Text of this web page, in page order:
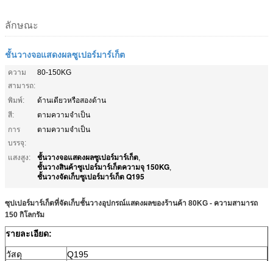
ลักษณะ
ชั้นวางจอแสดงผลซูเปอร์มาร์เก็ต
ความ
สามารถ:
80-150KG
พิมพ์:
ด้านเดียวหรือสองด้าน
สี:
ตามความจำเป็น
การ
บรรจุ:
ตามความจำเป็น
แสงสูง: ชั้นวางจอแสดงผลซูเปอร์มาร์เก็ต,
ชั้นวางสินค้าซูเปอร์มาร์เก็ตความจุ 150KG,
ชั้นวางจัดเก็บซูเปอร์มาร์เก็ต Q195
ซุปเปอร์มาร์เก็ตที่จัดเก็บชั้นวางอุปกรณ์แสดงผลของร้านค้า 80KG - ความสามารถ
150 กิโลกรัม
รายละเอียด:
วัสดุ
Q195